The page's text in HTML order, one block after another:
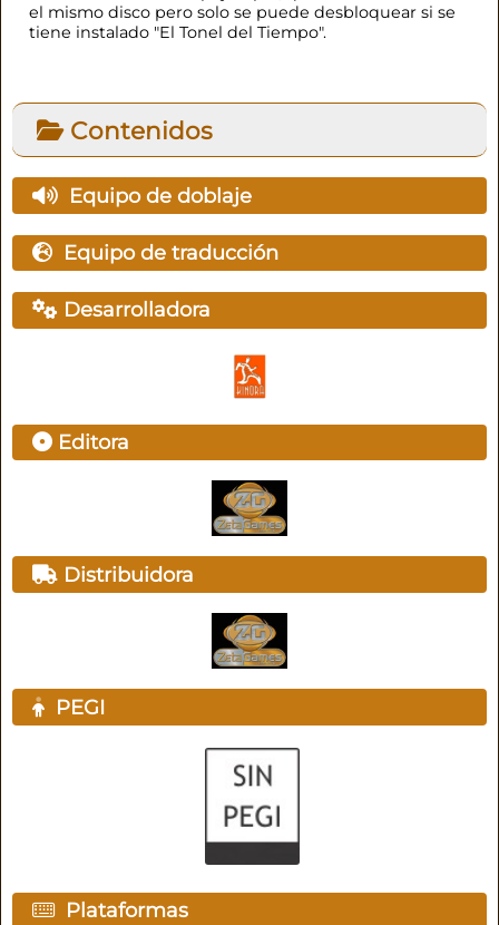
el mismo disco pero solo se puede desbloquear si se
tiene instalado "El Tonel del Tiempo".
Contenidos
Equipo de doblaje
Equipo de traducción
Desarrolladora
Editora
Distribuidora
PEGI
Plataformas